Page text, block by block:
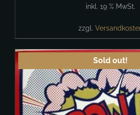
inkl. 19 % MwSt.
zzgl.
Sold out!